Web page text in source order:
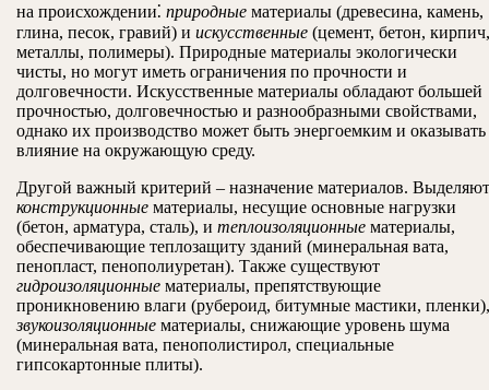
на происхождении⁚ природные материалы (древесина, камень,
глина, песок, гравий) и искусственные (цемент, бетон, кирпич,
металлы, полимеры). Природные материалы экологически
чисты, но могут иметь ограничения по прочности и
долговечности. Искусственные материалы обладают большей
прочностью, долговечностью и разнообразными свойствами,
однако их производство может быть энергоемким и оказывать
влияние на окружающую среду.
Другой важный критерий – назначение материалов. Выделяют
конструкционные материалы, несущие основные нагрузки
(бетон, арматура, сталь), и теплоизоляционные материалы,
обеспечивающие теплозащиту зданий (минеральная вата,
пенопласт, пенополиуретан). Также существуют
гидроизоляционные материалы, препятствующие
проникновению влаги (рубероид, битумные мастики,
звукоизоляционные материалы, снижающие уровень шума
(минеральная вата, пенополистирол, специальные
гипсокартонные плиты).